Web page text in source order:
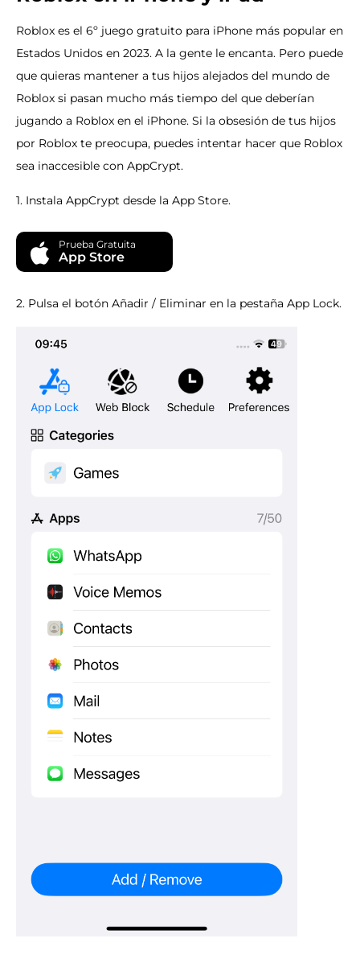
Roblox es el 6º juego gratuito para iPhone más popular en
Estados Unidos en 2023. A la gente le encanta. Pero puede
que quieras mantener a tus hijos alejados del mundo de
Roblox si pasan mucho más tiempo del que deberían
jugando a Roblox en el iPhone. Si la obsesión de tus hijos
por Roblox te preocupa, puedes intentar hacer que Roblox
sea inaccesible con AppCrypt.
1. Instala AppCrypt desde la App Store.
Prueba Gratuita
App Store
2. Pulsa el botón Añadir / Eliminar en la pestaña App Lock.